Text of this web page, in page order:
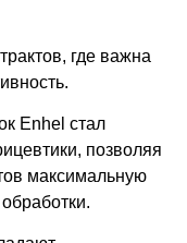
где важна
Enhel стал
позволяя
максимальную